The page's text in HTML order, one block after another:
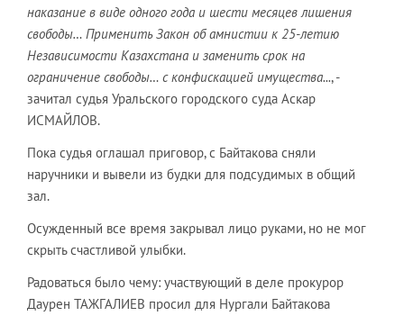
наказание в виде одного года и шести месяцев лишения
свободы… Применить Закон об амнистии к 25-летию
Независимости Казахстана и заменить срок на
ограничение свободы… с конфискацией имущества..., -
зачитал судья Уральского городского суда Аскар
ИСМАЙЛОВ.
Пока судья оглашал приговор, с Байтакова сняли
наручники и вывели из будки для подсудимых в общий
зал.
Осужденный все время закрывал лицо руками, но не мог
скрыть счастливой улыбки.
Радоваться было чему: участвующий в деле прокурор
Даурен ТАЖГАЛИЕВ просил для Нургали Байтакова